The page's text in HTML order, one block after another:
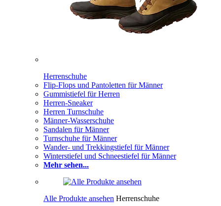
Herrenschuhe
Flip-Flops und Pantoletten für Männer
Gummistiefel für Herren
Herren-Sneaker
Herren Turnschuhe
Männer-Wasserschuhe
Sandalen für Männer
Turnschuhe für Männer
Wander- und Trekkingstiefel für Männer
Winterstiefel und Schneestiefel für Männer
Mehr sehen...
Alle Produkte ansehen Herrenschuhe